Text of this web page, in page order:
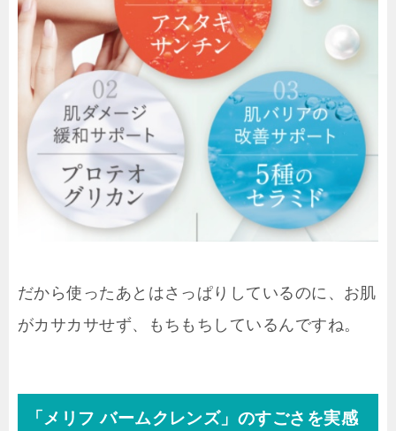
だから使ったあとはさっぱりしているのに、お肌
がカサカサせず、もちもちしているんですね。
「メリフ バームクレンズ」のすごさを実感